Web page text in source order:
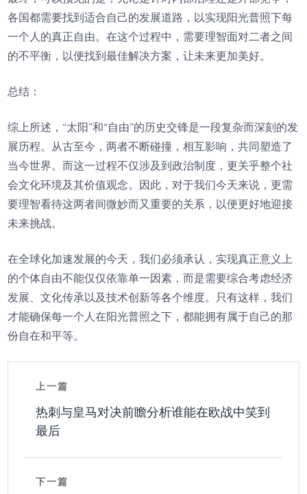
各国都需要找到适合自己的发展道路，以实现阳光普照下每
一个人的真正自由。在这个过程中，需要理智面对二者之间
的不平衡，以便找到最佳解决方案，让未来更加美好。
总结：
综上所述，“太阳”和“自由”的历史交锋是一段复杂而深刻的发
展历程。从古至今，两者不断碰撞，相互影响，共同塑造了
当今世界。而这一过程不仅涉及到政治制度，更关乎整个社
会文化环境及其价值观念。因此，对于我们今天来说，更需
要理智看待这两者间微妙而又重要的关系，以便更好地迎接
未来挑战。
在全球化加速发展的今天，我们必须承认，实现真正意义上
的个体自由不能仅仅依靠单一因素，而是需要综合考虑经济
发展、文化传承以及技术创新等各个维度。只有这样，我们
才能确保每一个人在阳光普照之下，都能拥有属于自己的那
份自在和平等。
上一篇
热刺与皇马对决前瞻分析谁能在欧战中笑到
最后
下一篇